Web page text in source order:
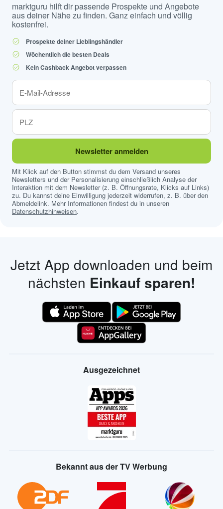
marktguru hilft dir passende Prospekte und Angebote
aus deiner Nähe zu finden. Ganz einfach und völlig
kostenfrei.
Prospekte deiner Lieblingshändler
Wöchentlich die besten Deals
Kein Cashback Angebot verpassen
Newsletter anmelden
Mit Klick auf den Button stimmst du dem Versand unseres
Newsletters und der Personalisierung einschließlich Analyse der
Interaktion mit dem Newsletter (z. B. Öffnungsrate, Klicks auf Links)
zu. Du kannst deine Einwilligung jederzeit widerrufen, z. B. über den
Abmeldelink. Mehr Informationen findest du in unseren
Datenschutzhinweisen.
Jetzt App downloaden und beim
nächsten Einkauf sparen!
Ausgezeichnet
Bekannt aus der TV Werbung